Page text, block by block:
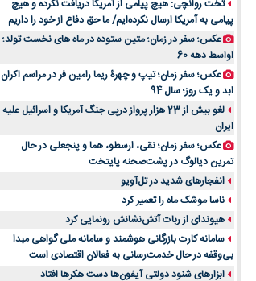
راهنمای جامع بهترین کفش ورزشی برای دویدن و استفاده
روزمره | بررسی ۱۲ مدل برتر
تخت روانچی: هیچ پیامی از آمریکا دریافت نکرده و هیچ
پیامی به آمریکا ارسال نکرده‌ایم/ ما حق دفاع از خود را داریم
عکس؛ سفر در زمان؛ متین ستوده در ماه های نخست تولد؛
اواسط دهه 60
عکس؛ سفر زمان؛ تیپ و چهرۀ ریما رامین فر در مراسم اکران
ابد و یک روز؛ سال 94
لغو بیش از 23 هزار پرواز درپی جنگ آمریکا و اسرائیل علیه
ایران
عکس؛ سفر زمان؛ نقی، ارسطو، هما و پنجعلی در حال
تمرین دیالوگ در پشت‌صحنه پایتخت
انفجارهای شدید در تل‌آویو
ناسا موشک ماه را تعمیر کرد
هیوندای از ربات آتش‌نشانش رونمایی کرد
سامانه کارت بازرگانی هوشمند و سامانه ملی گواهی مبدا
بی‌وقفه در حال خدمت‌رسانی به فعالان اقتصادی است
ابزارهای شنود دولتی آیفون‌ها دست هکرها افتاد